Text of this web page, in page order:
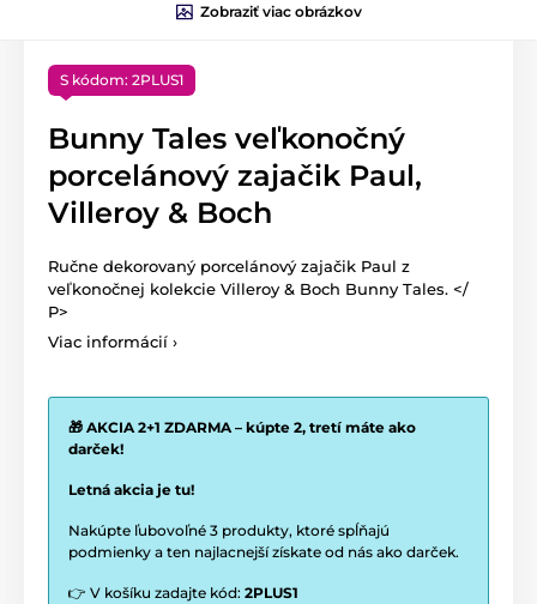
Zobraziť viac obrázkov
S kódom: 2PLUS1
Bunny Tales veľkonočný
porcelánový zajačik Paul,
Villeroy & Boch
Ručne dekorovaný porcelánový zajačik Paul z
veľkonočnej kolekcie Villeroy & Boch Bunny Tales. </
P>
Viac informácií ›
🎁 AKCIA 2+1 ZDARMA – kúpte 2, tretí máte ako
darček!
Letná akcia je tu!
Nakúpte ľubovoľné 3 produkty, ktoré spĺňajú
podmienky a ten najlacnejší získate od nás ako darček.
👉 V košíku zadajte kód: 2PLUS1